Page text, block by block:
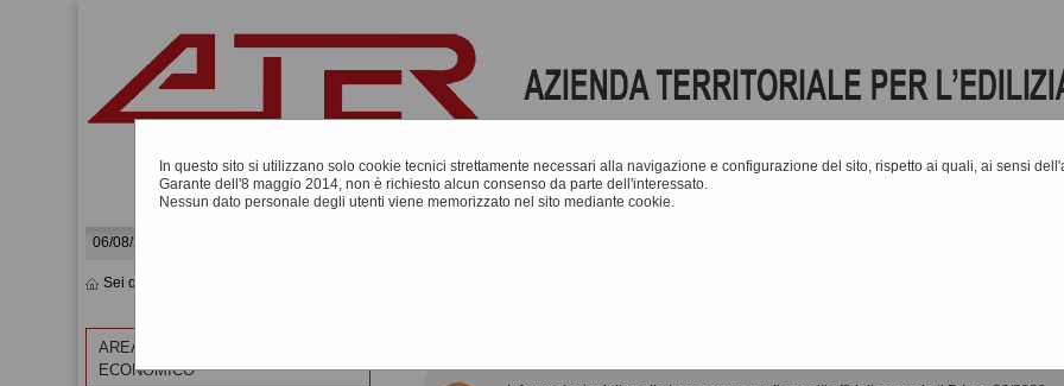
06/08/2026 21:27
Sei qui:
In questo sito si utilizzano solo cookie tecnici strettamente necessari alla navigazione e configurazione del sito, rispetto ai quali, ai sensi
Garante dell'8 maggio 2014, non è richiesto alcun consenso da parte dell'interessato.
Nessun dato personale degli utenti viene memorizzato nel sito mediante cookie.
AREA RISERVATA OPERATORE
ECONOMICO